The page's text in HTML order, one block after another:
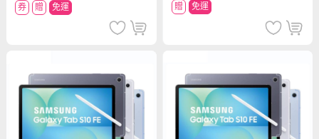
券 贈 免運 贈 免運